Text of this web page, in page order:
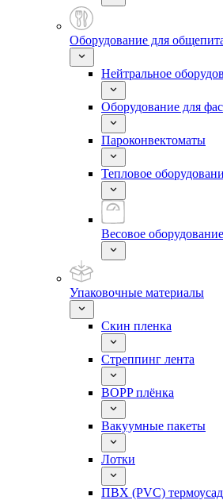
Оборудование для
Нейтральное
Оборудование для
Пароконвектоматы
Тепловое
Весовое оборудование
Упаковочные материалы
Скин пленка
Стреппинг лента
BOPP плёнка
Вакуумные пакеты
Лотки
ПВХ (PVC)